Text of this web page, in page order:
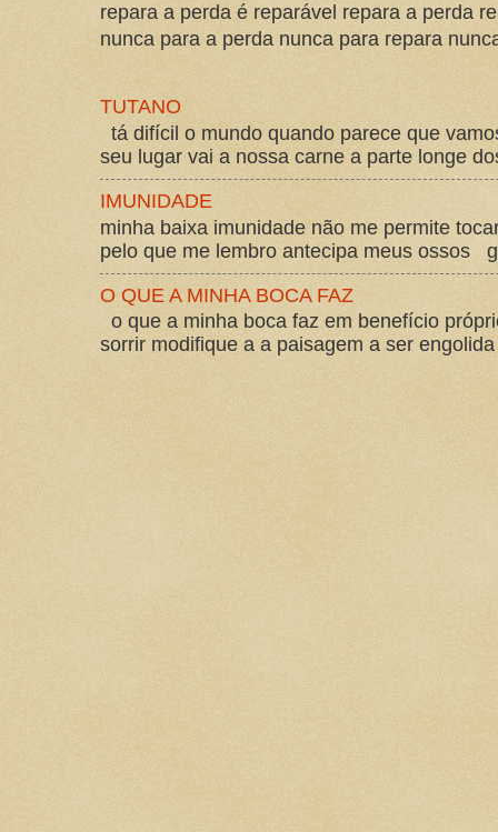
repara a perda é reparável repara a perda
nunca para a perda nunca para repara
TUTANO
tá difícil o mundo quando parece que
seu lugar vai a nossa carne a parte longe
IMUNIDADE
minha baixa imunidade não me permite
pelo que me lembro antecipa meus ossos
O QUE A MINHA BOCA FAZ
o que a minha boca faz em benefício
sorrir modifique a a paisagem a ser